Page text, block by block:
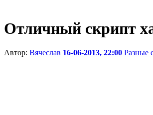
Отличный скрипт
Автор: Вячеслав 16-06-2013, 22:00 Разные